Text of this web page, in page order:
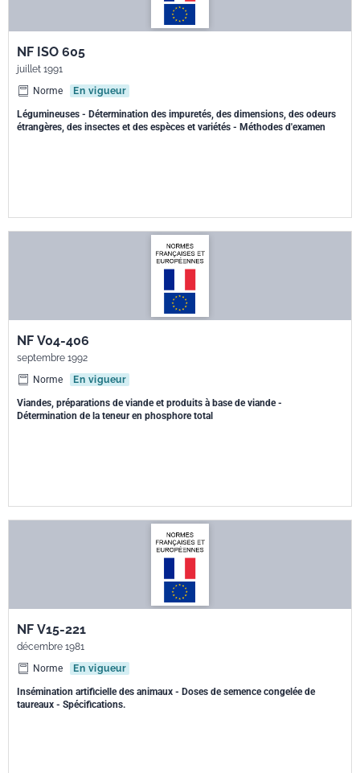
NF ISO 605
juillet 1991
Norme
En vigueur
Légumineuses - Détermination des impuretés, des dimensions, des odeurs
étrangères, des insectes et des espèces et variétés - Méthodes d'examen
NF V04-406
septembre 1992
Norme
En vigueur
Viandes, préparations de viande et produits à base de viande -
Détermination de la teneur en phosphore total
NF V15-221
décembre 1981
Norme
En vigueur
Insémination artificielle des animaux - Doses de semence congelée de
taureaux - Spécifications.